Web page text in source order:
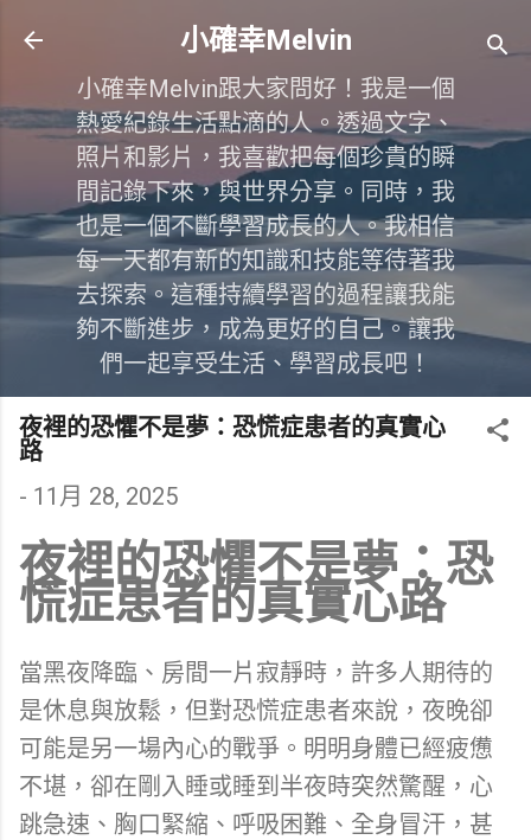
跳到主要內容
小確幸Melvin
小確幸Melvin跟大家問好！我是一個
熱愛紀錄生活點滴的人。透過文字、
照片和影片，我喜歡把每個珍貴的瞬
間記錄下來，與世界分享。同時，我
也是一個不斷學習成長的人。我相信
每一天都有新的知識和技能等待著我
去探索。這種持續學習的過程讓我能
夠不斷進步，成為更好的自己。讓我
們一起享受生活、學習成長吧！
夜裡的恐懼不是夢：恐慌症患者的真實心
路
- 11月 28, 2025
夜裡的恐懼不是夢：恐
慌症患者的真實心路
當黑夜降臨、房間一片寂靜時，許多人期待的
是休息與放鬆，但對恐慌症患者來說，夜晚卻
可能是另一場內心的戰爭。明明身體已經疲憊
不堪，卻在剛入睡或睡到半夜時突然驚醒，心
跳急速、胸口緊縮、呼吸困難、全身冒汗，甚